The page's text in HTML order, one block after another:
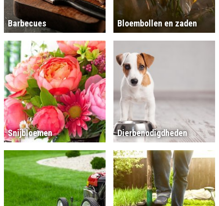
Barbecues Bloembollen en zaden
Snijbloemen Dierbenodigdheden